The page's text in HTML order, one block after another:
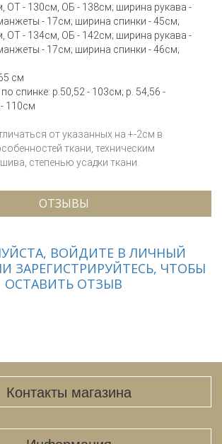
ОТ - 130см, ОБ - 138см; ширина рукава -
- 17см; ширина спинки - 45см;
ОТ - 134см, ОБ - 142см; ширина рукава -
- 17см; ширина спинки - 46см;
см
спинке: р.50,52 - 103см; р. 54,56 -
110см
от указанных на +-2см в
ткани, техническим
степенью усадки ткани.
ОТЗЫВЫ
ВОЙДИТЕ В ЛИЧНЫЙ
ЗАРЕГИСТРИРУЙТЕСЬ, ЧТОБЫ
ОСТАВИТЬ ОТЗЫВ
Контакты магазина